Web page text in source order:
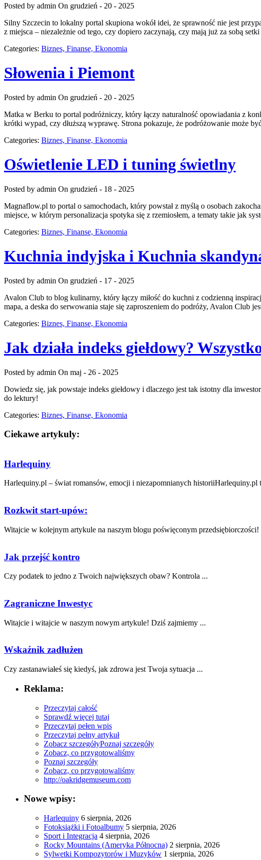
Posted by admin On grudzień - 20 - 2025
Silny Szczecin to lokalny portal skupiona wokół idei, że sprawność nie jest
z miejsca – niezależnie od tego, czy dopiero zaczynają, czy mają już za sobą
Categories: Biznes, Finanse, Ekonomia
Słowenia i Piemont
Posted by admin On grudzień - 20 - 2025
Matka w Berku to portal podróżniczy, który łączy naturalność opowiadania z
krótki wypad, czy dłuższą wyprawę. Strona pokazuje, że podróżowanie może
Categories: Biznes, Finanse, Ekonomia
Oświetlenie LED i tuning świetlny
Posted by admin On grudzień - 18 - 2025
Magnaflow.pl to portal o samochodach, który powstał z myślą o osobach
miejsce, w którym personalizacja spotyka się z rzemiosłem, a tematy takie jak
Categories: Biznes, Finanse, Ekonomia
Kuchnia indyjska i Kuchnia
Posted by admin On grudzień - 17 - 2025
Avalon Club to blog kulinarny, który łączy miłość do kuchni z codzienną
mapa, a deska do serwowania staje się zaproszeniem do podróży, Avalon Club
Categories: Biznes, Finanse, Ekonomia
Jak działa indeks giełdowy?
Posted by admin On maj - 26 - 2025
Dowiedz się, jak powstaje indeks giełdowy i dlaczego jest tak istotny dla
do lektury!
Categories: Biznes, Finanse, Ekonomia
Ciekawe artykuly:
Harlequiny
Harlequiny.pl – świat romansów, emocji i niezapomnianych historiiHarlequiny.pl
Rozkwit start-upów:
Witajcie w kolejnym artykule na naszym blogu poświęconym przedsiębiorczości!
Jak przejść kontro
Czy podatek to jedno z ⁢Twoich największych obaw? Kontrola ...
Zagraniczne Inwestyc
Witajcie i ​witajcie w naszym nowym artykule!‌ Dziś zajmiemy ...
Wskaźnik zadłużen
Czy zastanawiałeś się kiedyś, jak zdrowa jest Twoja sytuacja ...
Reklama:
Przeczytaj całość
Sprawdź więcej tutaj
Przeczytaj pełen wpis
Przeczytaj pełny artykuł
Zobacz szczegółyPoznaj szczegóły
Zobacz, co przygotowaliśmy
Poznaj szczegóły
Zobacz, co przygotowaliśmy
http://oakridgemuseum.com
Nowe wpisy:
Harlequiny 6 sierpnia, 2026
Fotoksiążki i Fotoalbumy 5 sierpnia, 2026
Sport i Integracja 4 sierpnia, 2026
Rocky Mountains (Ameryka Północna) 2 sierpnia, 2026
Sylwetki Kompozytorów i Muzyków 1 sierpnia, 2026